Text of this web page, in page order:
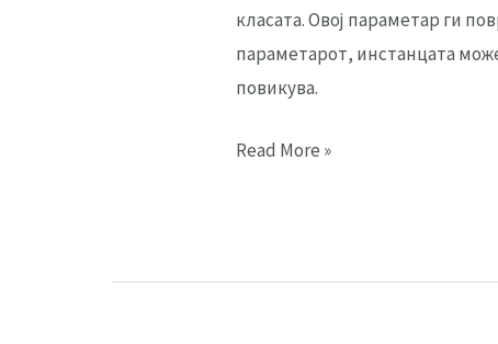
класата. Овој параметар ги
параметарот, инстанцата
повикува.
03:
Read More »